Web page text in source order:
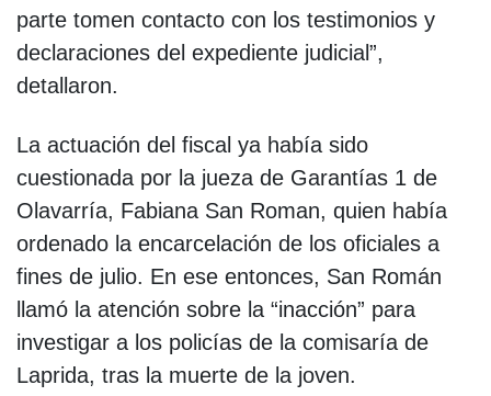
parte tomen contacto con los testimonios y
declaraciones del expediente judicial”,
detallaron.
La actuación del fiscal ya había sido
cuestionada por la jueza de Garantías 1 de
Olavarría, Fabiana San Roman, quien había
ordenado la encarcelación de los oficiales a
fines de julio. En ese entonces, San Román
llamó la atención sobre la “inacción” para
investigar a los policías de la comisaría de
Laprida, tras la muerte de la joven.